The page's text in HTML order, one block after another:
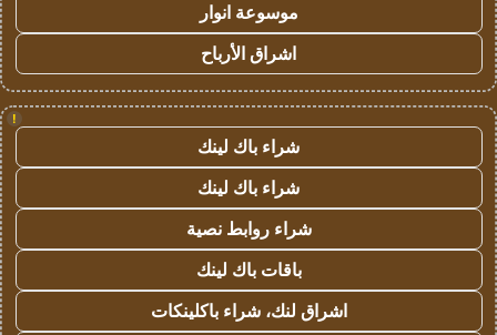
موسوعة انوار
اشراق الأرباح
!
شراء باك لينك
شراء باك لينك
شراء روابط نصية
باقات باك لينك
اشراق لنك، شراء باكلينكات